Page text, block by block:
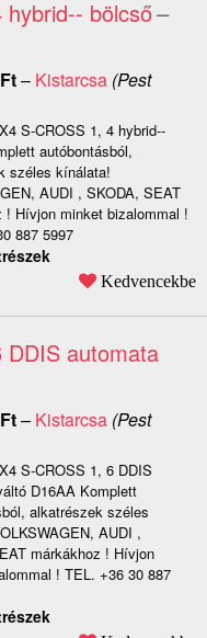
hybrid-- bölcső–
Ft– Kistarcsa(Pest
S-CROSS 1, 4 hybrid--
autóbontásból,
széles kínálata!
AUDI , SKODA, SEAT
! Hívjon minket bizalommal !
887 5997
Kedvencekbe
DDIS automata
Ft– Kistarcsa(Pest
S-CROSS 1, 6 DDIS
D16AA Komplett
alkatrészek széles
AUDI ,
márkákhoz ! Hívjon
! TEL. +36 30 887